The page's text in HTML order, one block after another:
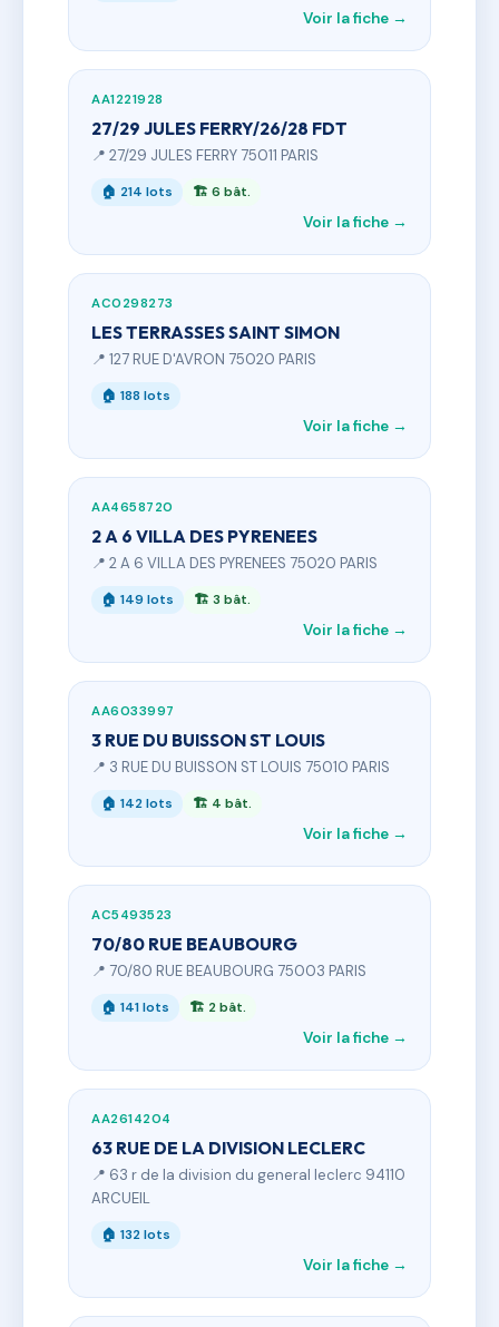
Voir la fiche →
AA1221928
27/29 JULES FERRY/26/28 FDT
📍 27/29 JULES FERRY 75011 PARIS
🏠 214 lots 🏗 6 bât.
Voir la fiche →
AC0298273
LES TERRASSES SAINT SIMON
📍 127 RUE D'AVRON 75020 PARIS
🏠 188 lots
Voir la fiche →
AA4658720
2 A 6 VILLA DES PYRENEES
📍 2 A 6 VILLA DES PYRENEES 75020 PARIS
🏠 149 lots 🏗 3 bât.
Voir la fiche →
AA6033997
3 RUE DU BUISSON ST LOUIS
📍 3 RUE DU BUISSON ST LOUIS 75010 PARIS
🏠 142 lots 🏗 4 bât.
Voir la fiche →
AC5493523
70/80 RUE BEAUBOURG
📍 70/80 RUE BEAUBOURG 75003 PARIS
🏠 141 lots 🏗 2 bât.
Voir la fiche →
AA2614204
63 RUE DE LA DIVISION LECLERC
📍 63 r de la division du general leclerc 94110
ARCUEIL
🏠 132 lots
Voir la fiche →